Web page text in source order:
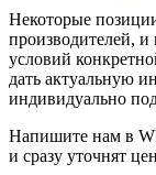
Некоторые
производителей, и
условий
дать актуальную
индивидуально
Напишите нам в
и сразу уточнят